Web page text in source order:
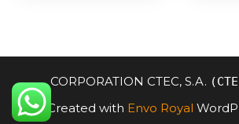
CORPORATION CTEC, S.A.
Created with Envo Royal